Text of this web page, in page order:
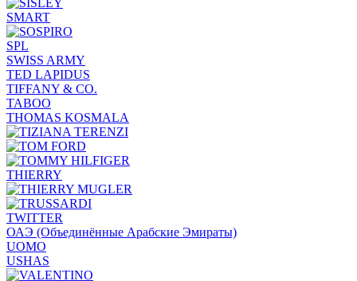
SMART
SPL
SWISS ARMY
TED LAPIDUS
TIFFANY & CO.
TABOO
THOMAS KOSMALA
THIERRY
TWITTER
ОАЭ (Объединённые Арабские Эмираты)
UOMO
USHAS